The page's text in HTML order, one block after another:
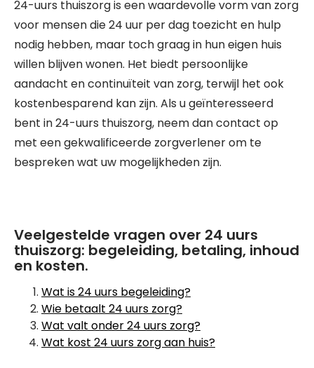
24-uurs thuiszorg is een waardevolle vorm van zorg
voor mensen die 24 uur per dag toezicht en hulp
nodig hebben, maar toch graag in hun eigen huis
willen blijven wonen. Het biedt persoonlijke
aandacht en continuïteit van zorg, terwijl het ook
kostenbesparend kan zijn. Als u geïnteresseerd
bent in 24-uurs thuiszorg, neem dan contact op
met een gekwalificeerde zorgverlener om te
bespreken wat uw mogelijkheden zijn.
Veelgestelde vragen over 24 uurs
thuiszorg: begeleiding, betaling, inhoud
en kosten.
Wat is 24 uurs begeleiding?
Wie betaalt 24 uurs zorg?
Wat valt onder 24 uurs zorg?
Wat kost 24 uurs zorg aan huis?